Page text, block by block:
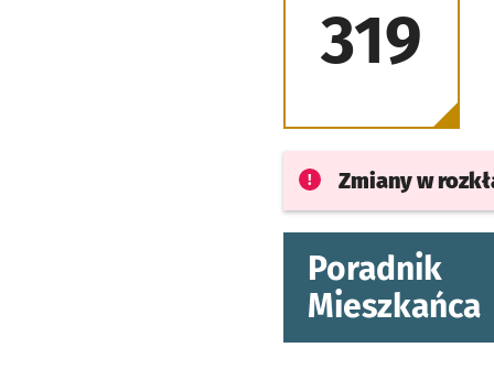
319
Zmiany w
Poradnik
Mieszkańca